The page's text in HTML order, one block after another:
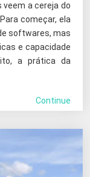
a cereja do
começar, ela
softwares, mas
e capacidade
a prática da
Continue